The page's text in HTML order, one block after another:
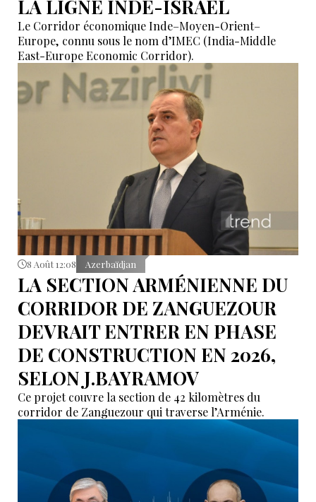
LA LIGNE INDE-ISRAËL
Le Corridor économique Inde–Moyen-Orient–
Europe, connu sous le nom d’IMEC (India-Middle
East-Europe Economic Corridor).
8 Août 12:08 Azerbaïdjan
LA SECTION ARMÉNIENNE DU
CORRIDOR DE ZANGUEZOUR
DEVRAIT ENTRER EN PHASE
DE CONSTRUCTION EN 2026,
SELON J.BAYRAMOV
Ce projet couvre la section de 42 kilomètres du
corridor de Zanguezour qui traverse l’Arménie.